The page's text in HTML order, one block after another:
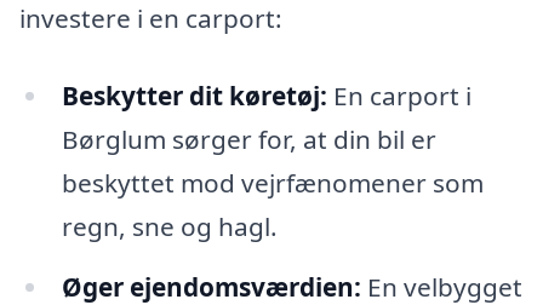
investere i en carport:
Beskytter dit køretøj: En carport i
Børglum sørger for, at din bil er
beskyttet mod vejrfænomener som
regn, sne og hagl.
Øger ejendomsværdien: En velbygget